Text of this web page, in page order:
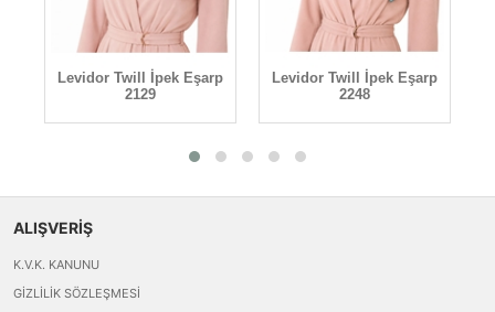
Levidor Twill İpek Eşarp
2129
Levidor Twill İpek Eşarp
2248
ALIŞVERİŞ
K.V.K. KANUNU
GIZLILIK SÖZLEŞMESI